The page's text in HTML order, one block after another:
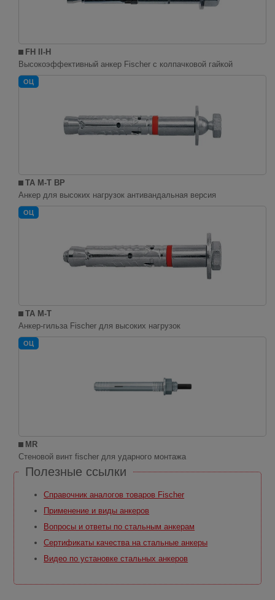
FH II-H
Высокоэффективный анкер Fischer с колпачковой гайкой
ОЦ
TA M-T BP
Анкер для высоких нагрузок антивандальная версия
ОЦ
TA M-T
Анкер-гильза Fischer для высоких нагрузок
ОЦ
MR
Стеновой винт fischer для ударного монтажа
Полезные ссылки
Справочник аналогов товаров Fischer
Применение и виды анкеров
Вопросы и ответы по стальным анкерам
Сертификаты качества на стальные анкеры
Видео по установке стальных анкеров